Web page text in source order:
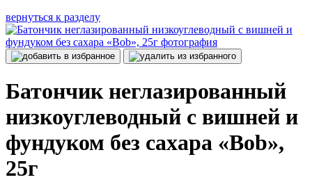
вернуться к разделу
Батончик неглазированный
низкоуглеводный с вишней и
фундуком без сахара «Bob»,
25г